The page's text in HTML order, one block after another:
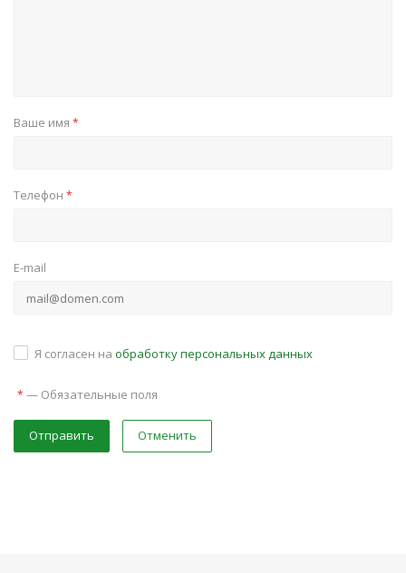
Ваше имя *
Телефон *
E-mail
Я согласен на обработку персональных данных
* — Обязательные поля
Отправить Отменить